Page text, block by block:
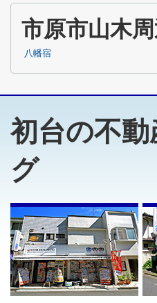
市原市山木
八幡宿
初台の不
グ